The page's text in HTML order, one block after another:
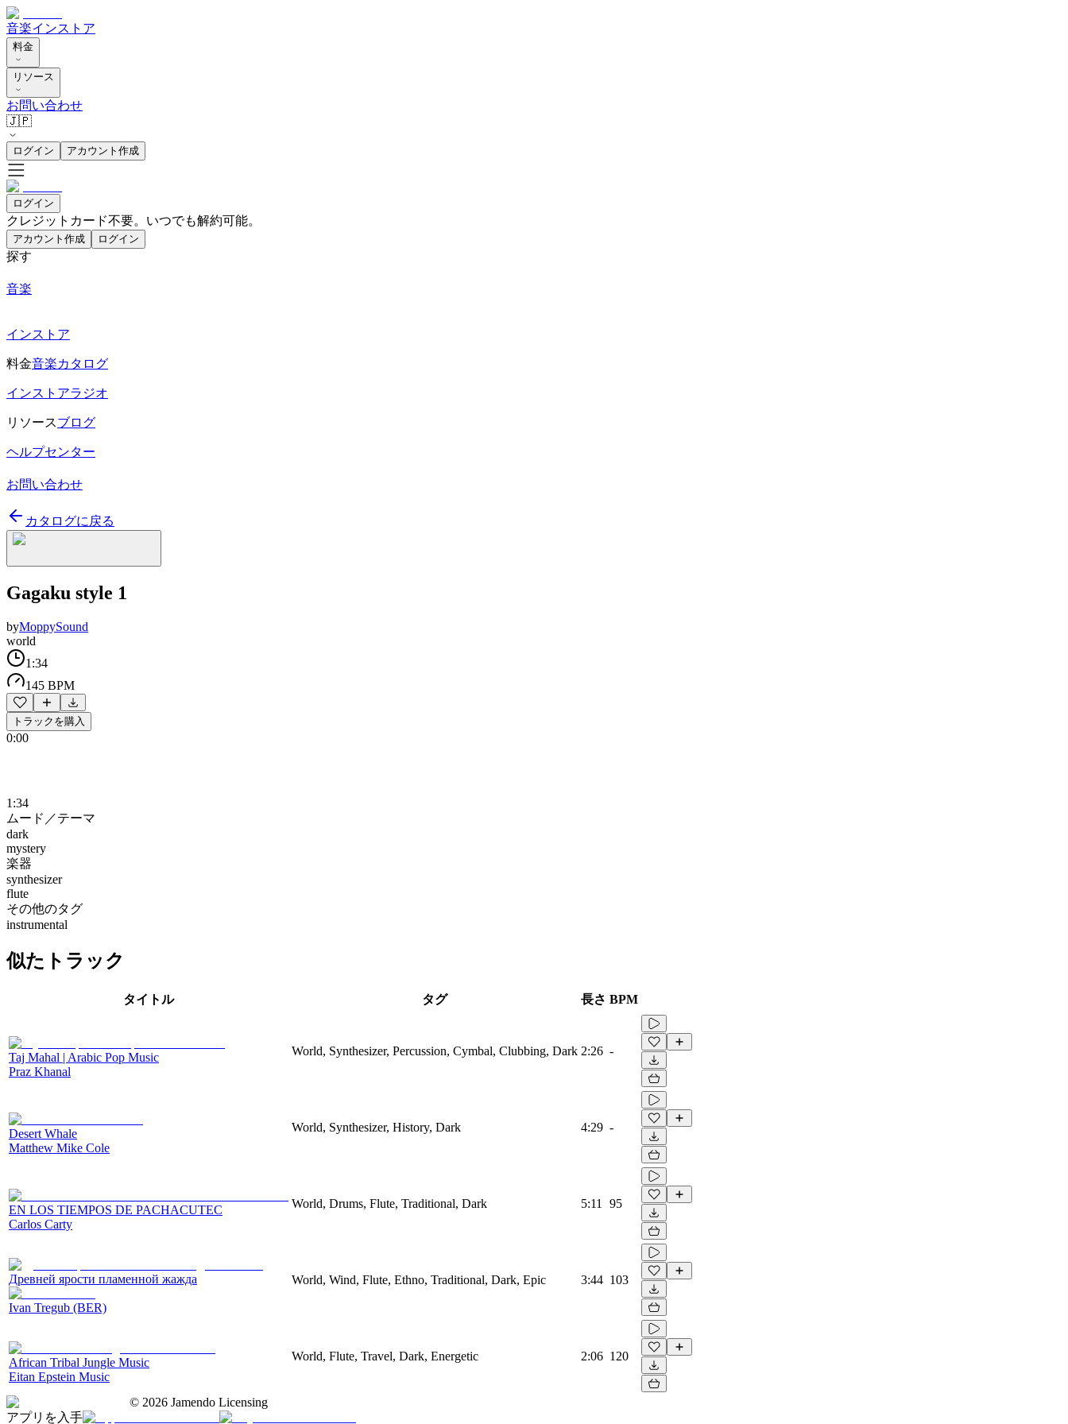
音楽インストア
料金
リソース
お問い合わせ
🇯🇵
ログイン アカウント作成
ログイン
クレジットカード不要。いつでも解約可能。
アカウント作成 ログイン
探す
音楽
インストア
料金音楽カタログ
インストアラジオ
リソースブログ
ヘルプセンター
お問い合わせ
カタログに戻る
Gagaku style 1
byMoppySound
world
1:34
145 BPM
トラックを購入
0:00
1:34
ムード／テーマ
dark
mystery
楽器
synthesizer
flute
その他のタグ
instrumental
似たトラック
タイトル タグ 長さ BPM
Taj Mahal | Arabic Pop Music
Praz Khanal
World, Synthesizer, Percussion, Cymbal, Clubbing, Dark 2:26 -
Desert Whale
Matthew Mike Cole
World, Synthesizer, History, Dark 4:29 -
EN LOS TIEMPOS DE PACHACUTEC
Carlos Carty
World, Drums, Flute, Traditional, Dark 5:11 95
Древней ярости пламенной жажда
Ivan Tregub (BER)
World, Wind, Flute, Ethno, Traditional, Dark, Epic 3:44 103
African Tribal Jungle Music
Eitan Epstein Music
World, Flute, Travel, Dark, Energetic 2:06 120
© 2026 Jamendo Licensing
アプリを入手